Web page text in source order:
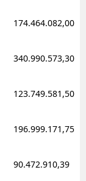
174.464.082,00
340.990.573,30
123.749.581,50
196.999.171,75
90.472.910,39